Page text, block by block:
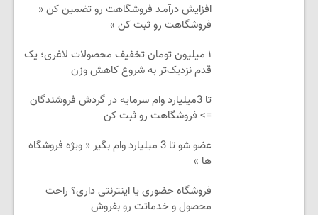
افزایش درآمـد فروشگاهت رو تضمین کن «
فروشگاهت رو ثبت کن »
۱ میلیون تومان تخفیف محصولات لاغری؛ یک
قدم نزدیک‌تر به شروع کاهش وزن
تا 3میلیارد وام سرمایه در گردش فروشندگان
=> فروشگاهت رو ثبت کن
عضو شو تا 3 میلیارد وام بگیر « ویژه فروشگاه
ها »
فروشگاه حضوری یا اینترنتی داری؟ راحت
محصول و خدماتت رو بفروش